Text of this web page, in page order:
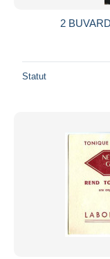
2
Statut